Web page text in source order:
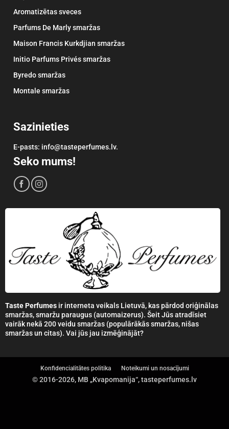
Aromatizētas sveces
Parfums De Marly smaržas
Maison Francis Kurkdjian smaržas
Initio Parfums Privés smaržas
Byredo smaržas
Montale smaržas
Sazinieties
E-pasts: info@tasteperfumes.lv.
Seko mums!
Taste Perfumesir interneta veikals Lietuvā, kas pārdod oriģinālas
smaržas, smaržu paraugus (automaizerus). Šeit Jūs atradīsiet
vairāk nekā 200 veidu smaržas (populārākās smaržas, nišas
smaržas un citas). Vai jūs jau izmēģinājāt?
Konfidencialitātes politika Noteikumi un nosacījumi
© 2016-2026, MB „Kvapomanija“, tasteperfumes.lv